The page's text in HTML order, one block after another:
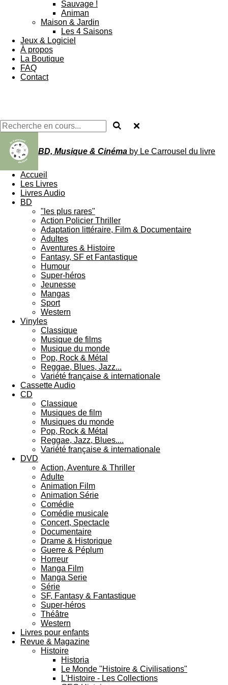
Sauvage !
Animan
Maison & Jardin
Les 4 Saisons
Jeux & Logiciel
À propos
La Boutique
FAQ
Contact
BD, Musique & Cinéma by Le Carrousel du livre
Accueil
Les Livres
Livres Audio
BD
"les plus rares"
Action Policier Thriller
Adaptation littéraire, Film & Documentaire
Adultes
Aventures & Histoire
Fantasy, SF et Fantastique
Humour
Super-héros
Jeunesse
Mangas
Sport
Western
Vinyles
Classique
Musique de films
Musique du monde
Pop, Rock & Métal
Reggae, Blues, Jazz...
Variété française & internationale
Cassette Audio
CD
Classique
Musiques de film
Musiques du monde
Pop, Rock & Métal
Reggae, Jazz, Blues....
Variété française & internationale
DVD
Action, Aventure & Thriller
Adulte
Animation Film
Animation Série
Comédie
Comédie musicale
Concert, Spectacle
Documentaire
Drame & Historique
Guerre & Péplum
Horreur
Manga Film
Manga Serie
Série
SF, Fantasy & Fantastique
Super-héros
Théâtre
Western
Livres pour enfants
Revue & Magazine
Histoire
Historia
Le Monde "Histoire & Civilisations"
L'Histoire - Les Collections